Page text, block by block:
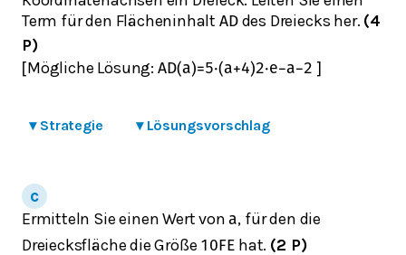
Term für den Flächeninhalt ADdes Dreiecks her. (4
P)
[Mögliche Lösung: AD(a)=5⋅(a+4)2⋅e−a−2 ]
▾ Strategie ▾ Lösungsvorschlag
Ermitteln Sie einen Wert vona, für den die
Dreiecksfläche die Größe 10 FE hat. (2 P)